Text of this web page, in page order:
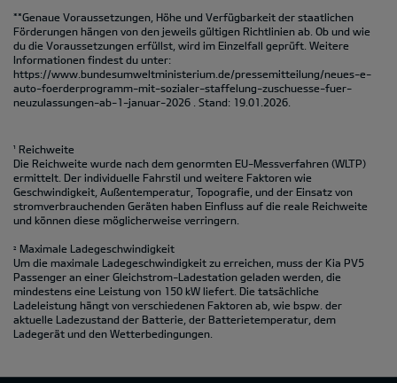
**Genaue Voraussetzungen, Höhe und Verfügbarkeit der staatlichen
Förderungen hängen von den jeweils gültigen Richtlinien ab. Ob und wie
du die Voraussetzungen erfüllst, wird im Einzelfall geprüft. Weitere
Informationen findest du unter:
https://www.bundesumweltministerium.de/pressemitteilung/neues-e-
auto-foerderprogramm-mit-sozialer-staffelung-zuschuesse-fuer-
neuzulassungen-ab-1-januar-2026 . Stand: 19.01.2026.
¹ Reichweite
Die Reichweite wurde nach dem genormten EU-Messverfahren (WLTP)
ermittelt. Der individuelle Fahrstil und weitere Faktoren wie
Geschwindigkeit, Außentemperatur, Topografie‚ und der Einsatz von
stromverbrauchenden Geräten haben Einfluss auf die reale Reichweite
und können diese möglicherweise verringern.
2
Maximale Ladegeschwindigkeit
Um die maximale Ladegeschwindigkeit zu erreichen, muss der Kia PV5
Passenger an einer Gleichstrom-Ladestation geladen werden, die
mindestens eine Leistung von 150 kW liefert. Die tatsächliche
Ladeleistung hängt von verschiedenen Faktoren ab, wie bspw. der
aktuelle Ladezustand der Batterie, der Batterietemperatur, dem
Ladegerät und den Wetterbedingungen.